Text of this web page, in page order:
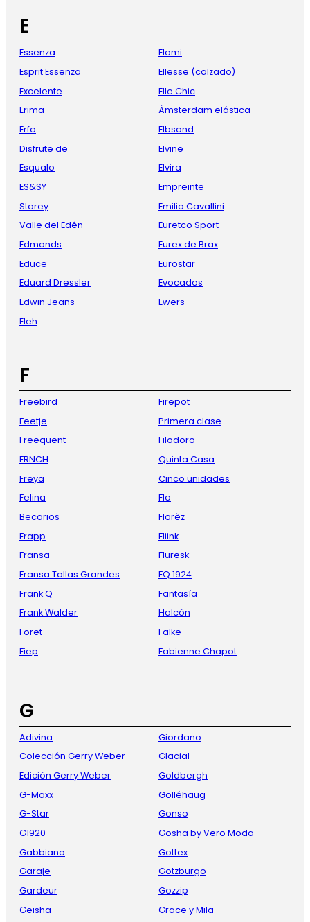
E
Essenza
Esprit Essenza
Excelente
Erima
Erfo
Disfrute de
Esqualo
ES&SY
Storey
Valle del Edén
Edmonds
Educe
Eduard Dressler
Edwin Jeans
Eleh
Elomi
Ellesse (calzado)
Elle Chic
Ámsterdam elástica
Elbsand
Elvine
Elvira
Empreinte
Emilio Cavallini
Euretco Sport
Eurex de Brax
Eurostar
Evocados
Ewers
F
Freebird
Feetje
Freequent
FRNCH
Freya
Felina
Becarios
Frapp
Fransa
Fransa Tallas Grandes
Frank Q
Frank Walder
Foret
Fiep
Firepot
Primera clase
Filodoro
Quinta Casa
Cinco unidades
Flo
Florèz
Fliink
Fluresk
FQ 1924
Fantasía
Halcón
Falke
Fabienne Chapot
G
Adivina
Colección Gerry Weber
Edición Gerry Weber
G-Maxx
G-Star
G1920
Gabbiano
Garaje
Gardeur
Geisha
Giordano
Glacial
Goldbergh
Golléhaug
Gonso
Gosha by Vero Moda
Gottex
Gotzburgo
Gozzip
Grace y Mila